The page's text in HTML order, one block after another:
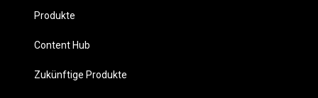
Produkte
Content Hub
Zukünftige Produkte